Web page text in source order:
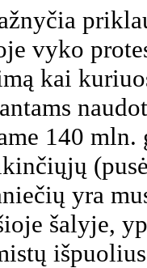
vyko
kai
140 mln.
yra
šalyje,